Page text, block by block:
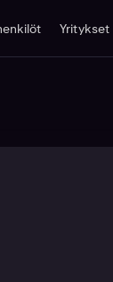
Yritykset